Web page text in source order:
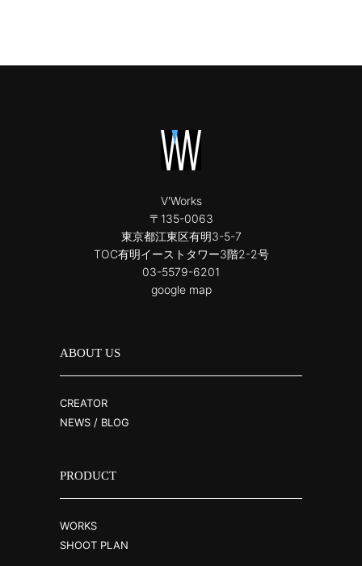
V'Works
〒135-0063
東京都江東区有明3-5-7
TOC有明イーストタワー3階2-2号
03-5579-6201
google map
ABOUT US
CREATOR
NEWS / BLOG
PRODUCT
WORKS
SHOOT PLAN